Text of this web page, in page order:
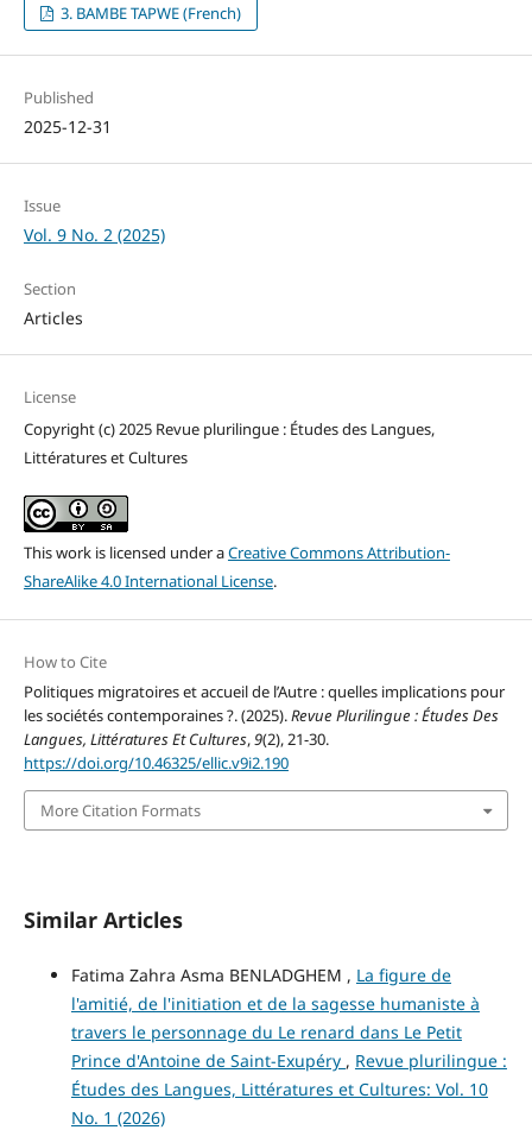
3. BAMBE TAPWE (French)
Published
2025-12-31
Issue
Vol. 9 No. 2 (2025)
Section
Articles
License
Copyright (c) 2025 Revue plurilingue : Études des Langues,
Littératures et Cultures
This work is licensed under aCreative Commons Attribution-
ShareAlike 4.0 International License.
How to Cite
Politiques migratoires et accueil de l’Autre : quelles implications pour
les sociétés contemporaines ?. (2025).Revue Plurilingue : Études Des
Langues, Littératures Et Cultures,9(2), 21-30.
https://doi.org/10.46325/ellic.v9i2.190
More Citation Formats
Similar Articles
Fatima Zahra Asma BENLADGHEM , La figure de
l'amitié, de l'initiation et de la sagesse humaniste à
travers le personnage du Le renard dans Le Petit
Prince d'Antoine de Saint-Exupéry , Revue plurilingue :
Études des Langues, Littératures et Cultures: Vol. 10
No. 1 (2026)